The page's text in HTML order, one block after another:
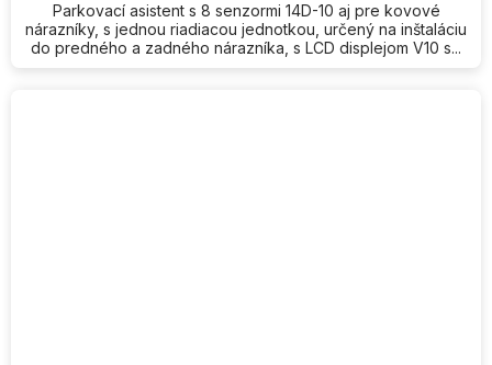
Parkovací asistent s 8 senzormi 14D-10 aj pre kovové
nárazníky, s jednou riadiacou jednotkou, určený na inštaláciu
do predného a zadného nárazníka, s LCD displejom V10 s...